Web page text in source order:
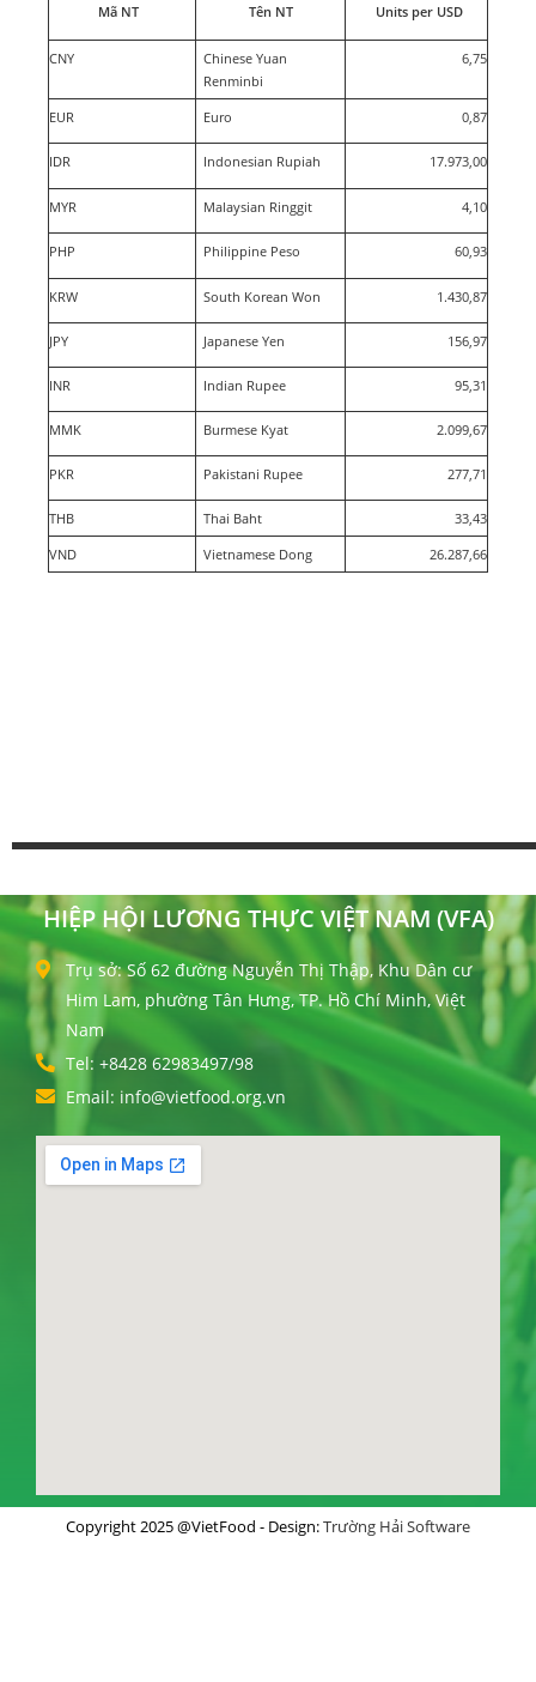
Mã NT Tên NT Units per USD
CNY
Chinese Yuan
Renminbi
6,75
EUR Euro 0,87
IDR Indonesian Rupiah 17.973,00
MYR Malaysian Ringgit 4,10
PHP Philippine Peso 60,93
KRW South Korean Won 1.430,87
JPY Japanese Yen 156,97
INR Indian Rupee 95,31
MMK Burmese Kyat 2.099,67
PKR Pakistani Rupee 277,71
THB Thai Baht
33,43
VND
Vietnamese Dong 26.287,66
HIỆP HỘI LƯƠNG THỰC VIỆT NAM (VFA)
Trụ sở: Số 62 đường Nguyễn Thị Thập, Khu Dân cư
Him Lam, phường Tân Hưng, TP. Hồ Chí Minh, Việt
Nam
Tel: +8428 62983497/98
Email: info@vietfood.org.vn
Copyright 2025 @VietFood - Design:Trường Hải Software